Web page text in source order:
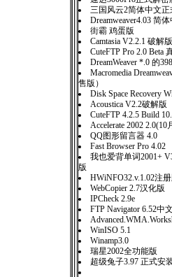
三国风云2简体中文正
Dreamweaver4.03 简
街霸 鸡蛋版
Camtasia V2.2.1 破解版
CuteFTP Pro 2.0 Beta
DreamWeaver *.0 的
Macromedia
售版）
Disk Space Recovery
Acoustica V2.2破解版
CuteFTP 4.2.5 Build
Accelerate 2002
QQ图形留言器 4.0
Fast Browser Pro 4.02
我也爱背单词2001+
版
HWiNFO32.v.1.02注
WebCopier 2.7汉化版
IPCheck 2.9e
FTP Navigator 6.52中
WinISO 5.1
Winamp3.0
瑞星2002全功能版
超级兔子3.97 正式安